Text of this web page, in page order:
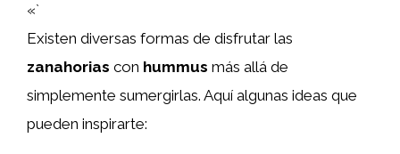
«`
Existen diversas formas de disfrutar las
zanahorias con hummus más allá de
simplemente sumergirlas. Aquí algunas ideas que
pueden inspirarte: